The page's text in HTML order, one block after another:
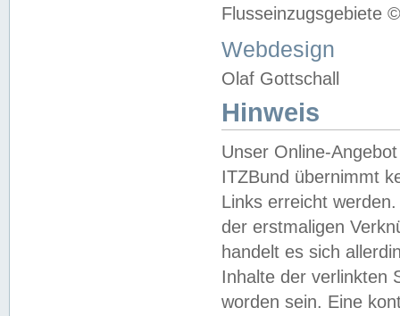
Flusseinzugsgebiete
Webdesign
Olaf Gottschall
Hinweis
Unser Online-
ITZBund übernimmt
Links erreicht
der erstmaligen
handelt es sich
Inhalte der verlinkten
worden sein. Eine